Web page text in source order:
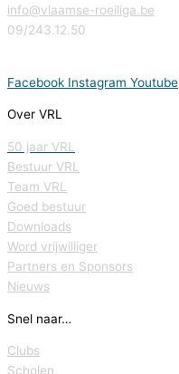
info@vlaamse-roeiliga.be
09/243.12.50
Facebook Instagram Youtube
Over VRL
50 jaar VRL
Bestuur VRL
Team VRL
Goed bestuur
Downloads
Word vrijwilliger
Partners en Sponsors
Nieuws
Snel naar…
Clubs
Scholen